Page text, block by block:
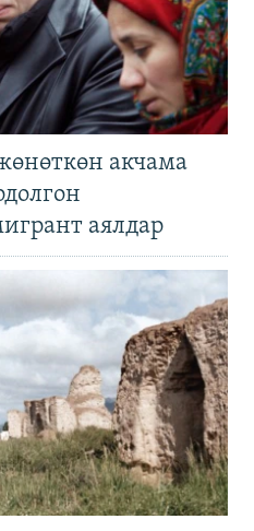
акчама
аялдар